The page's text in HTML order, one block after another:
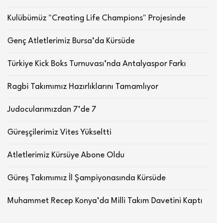
Kulübümüz "Creating Life Champions" Projesinde
Genç Atletlerimiz Bursa’da Kürsüde
Türkiye Kick Boks Turnuvası’nda Antalyaspor Farkı
Ragbi Takımımız Hazırlıklarını Tamamlıyor
Judocularımızdan 7’de 7
Güreşçilerimiz Vites Yükseltti
Atletlerimiz Kürsüye Abone Oldu
Güreş Takımımız İl Şampiyonasında Kürsüde
Muhammet Recep Konya’da Milli Takım Davetini Kaptı